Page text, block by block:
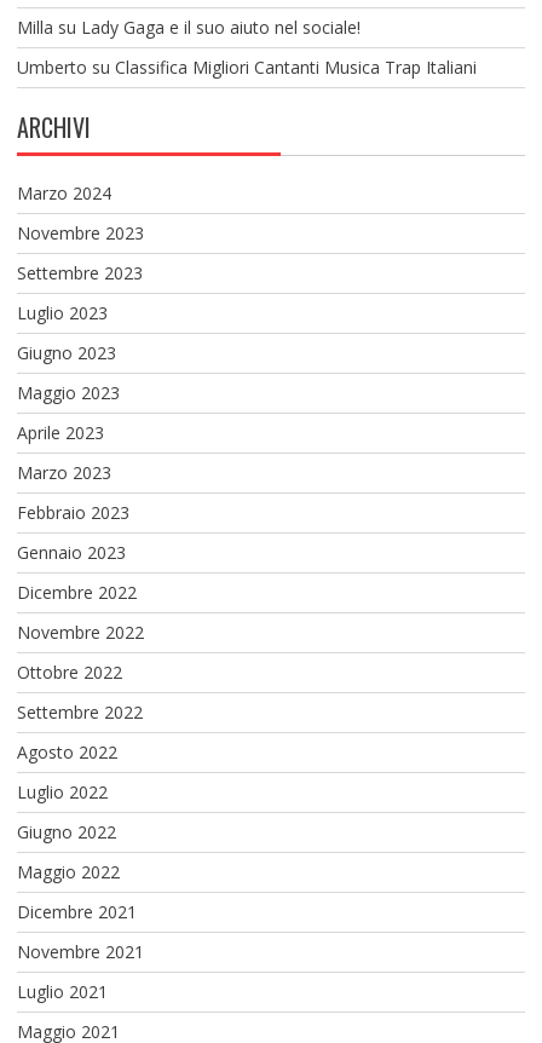
Milla su Lady Gaga e il suo aiuto nel sociale!
Umberto su Classifica Migliori Cantanti Musica Trap Italiani
ARCHIVI
Marzo 2024
Novembre 2023
Settembre 2023
Luglio 2023
Giugno 2023
Maggio 2023
Aprile 2023
Marzo 2023
Febbraio 2023
Gennaio 2023
Dicembre 2022
Novembre 2022
Ottobre 2022
Settembre 2022
Agosto 2022
Luglio 2022
Giugno 2022
Maggio 2022
Dicembre 2021
Novembre 2021
Luglio 2021
Maggio 2021